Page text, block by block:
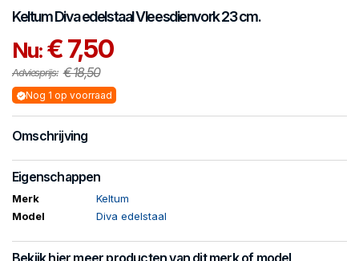
KeltumDiva edelstaalVleesdienvork 23 cm.
Nu:€ 7,50
Adviesprijs: € 18,50
Nog 1 op voorraad
Omschrijving
Eigenschappen
Merk
Keltum
Model
Diva edelstaal